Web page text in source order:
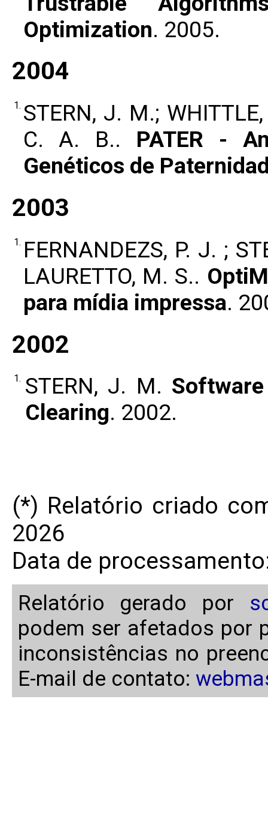
Optimization. 2005.
2004
1. STERN, J. M.;
C. A. B.. PATER -
Genéticos de
2003
1. FERNANDEZS, P. J. ;
LAURETTO, M. S..
para mídia impressa.
2002
1. STERN, J. M.
Clearing. 2002.
(*) Relatório criado
2026
Data de
Relatório gerado por
podem ser afetados por
inconsistências no
E-mail de contato: